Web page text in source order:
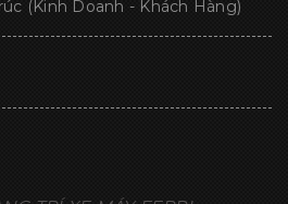
(Kinh Doanh - Khách Hàng)